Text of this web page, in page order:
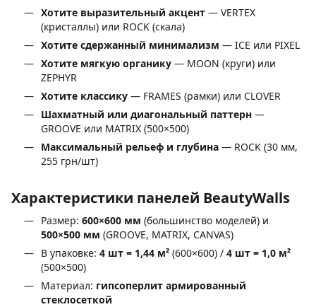
Хотите выразительный акцент — VERTEX
(кристаллы) или ROCK (скала)
Хотите сдержанный минимализм — ICE или PIXEL
Хотите мягкую органику — MOON (круги) или
ZEPHYR
Хотите классику — FRAMES (рамки) или CLOVER
Шахматный или диагональный паттерн —
GROOVE или MATRIX (500×500)
Максимальный рельеф и глубина — ROCK (30 мм,
255 грн/шт)
Характеристики панелей BeautyWalls
Размер: 600×600 мм (большинство моделей) и
500×500 мм (GROOVE, MATRIX, CANVAS)
В упаковке: 4 шт = 1,44 м² (600×600) / 4 шт = 1,0 м²
(500×500)
Материал: гипсоперлит армированный
стеклосеткой